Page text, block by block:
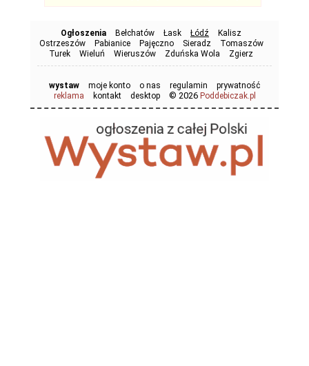
Ogłoszenia Bełchatów Łask Łódź
Kalisz
Ostrzeszów
Pabianice Pajęczno Sieradz
Tomaszów
Turek
Wieluń Wieruszów Zduńska Wola Zgierz
wystaw moje konto o nas regulamin
prywatność
reklama
kontakt desktop © 2026 Poddebiczak.pl